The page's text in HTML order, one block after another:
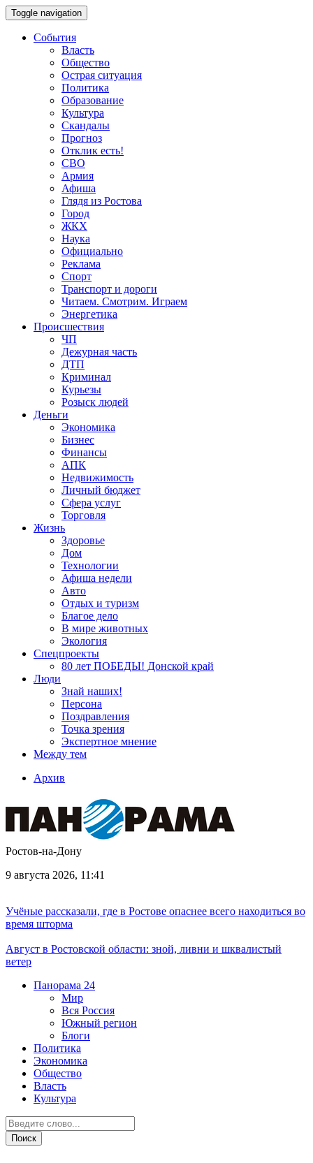
Toggle navigation
События
Власть
Общество
Острая ситуация
Политика
Образование
Культура
Скандалы
Прогноз
Отклик есть!
СВО
Армия
Афиша
Глядя из Ростова
Город
ЖКХ
Наука
Официально
Реклама
Спорт
Транспорт и дороги
Читаем. Смотрим. Играем
Энергетика
Происшествия
ЧП
Дежурная часть
ДТП
Криминал
Курьезы
Розыск людей
Деньги
Экономика
Бизнес
Финансы
АПК
Недвижимость
Личный бюджет
Сфера услуг
Торговля
Жизнь
Здоровье
Дом
Технологии
Афиша недели
Авто
Отдых и туризм
Благое дело
В мире животных
Экология
Спецпроекты
80 лет ПОБЕДЫ! Донской край
Люди
Знай наших!
Персона
Поздравления
Точка зрения
Экспертное мнение
Между тем
Архив
Ростов-на-Дону
9 августа 2026, 11:41
Учёные рассказали, где в Ростове опаснее всего находиться во
время шторма
Август в Ростовской области: зной, ливни и шквалистый
ветер
Панорама 24
Мир
Вся Россия
Южный регион
Блоги
Политика
Экономика
Общество
Власть
Культура